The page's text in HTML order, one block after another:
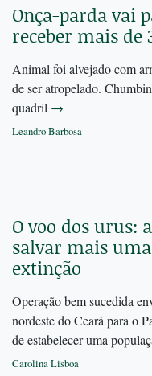
Onça-parda vai
receber mais
Animal foi alvejado com
de ser atropelado.
quadril →
Leandro Barbosa
O voo dos urus:
salvar mais
extinção
Operação bem sucedida
nordeste do Ceará para o
de estabelecer uma
Carolina Lisboa